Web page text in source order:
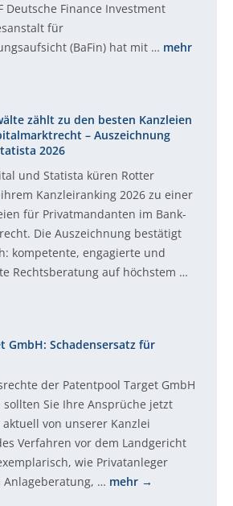
Deutsche Finance Investment
für
(BaFin) hat mit … mehr
zählt zu den besten Kanzleien
– Auszeichnung
2026
und Statista küren Rotter
Kanzleiranking 2026 zu einer
für Privatmandanten im Bank-
Die Auszeichnung bestätigt
kompetente, engagierte und
Rechtsberatung auf höchstem …
GmbH: Schadensersatz für
der Patentpool Target GmbH
sollten Sie Ihre Ansprüche jetzt
von unserer Kanzlei
Verfahren vor dem Landgericht
wie Privatanleger
… mehr